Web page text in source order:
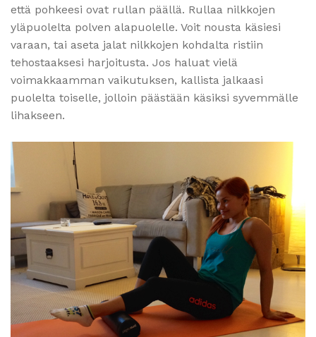
että pohkeesi ovat rullan päällä. Rullaa nilkkojen
yläpuolelta polven alapuolelle. Voit nousta käsiesi
varaan, tai aseta jalat nilkkojen kohdalta ristiin
tehostaaksesi harjoitusta. Jos haluat vielä
voimakkaamman vaikutuksen, kallista jalkaasi
puolelta toiselle, jolloin päästään käsiksi syvemmälle
lihakseen.